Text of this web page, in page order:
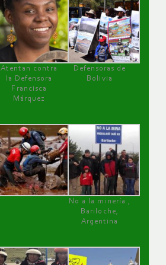
Atentan contra
la Defensora
Francisca
Márquez
Defensoras de
Bolivia
No a la minería ,
Bariloche,
Argentina